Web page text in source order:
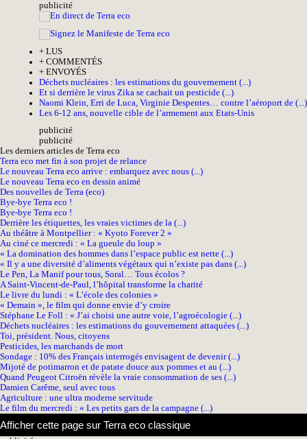
publicité
+ LUS
+ COMMENTÉS
+ ENVOYÉS
Déchets nucléaires : les estimations du gouvernement (...)
Et si derrière le virus Zika se cachait un pesticide (...)
Naomi Klein, Erri de Luca, Virginie Despentes… contre l’aéroport de (...)
Les 6-12 ans, nouvelle cible de l’armement aux Etats-Unis
publicité
publicité
Les derniers articles de Terra eco
Terra eco met fin à son projet de relance
Le nouveau Terra eco arrive : embarquez avec nous (...)
Le nouveau Terra eco en dessin animé
Des nouvelles de Terra (eco)
Bye-bye Terra eco !
Bye-bye Terra eco !
Derrière les étiquettes, les vraies victimes de la (...)
Au théâtre à Montpellier : « Kyoto Forever 2 »
Au ciné ce mercredi : « La gueule du loup »
« La domination des hommes dans l’espace public est nette (...)
« Il y a une diversité d’aliments végétaux qui n’existe pas dans (...)
Le Pen, La Manif pour tous, Soral… Tous écolos ?
A Saint-Vincent-de-Paul, l’hôpital transforme la charité
Le livre du lundi : « L’école des colonies »
« Demain », le film qui donne envie d’y croire
Stéphane Le Foll : « J’ai choisi une autre voie, l’agroécologie (...)
Déchets nucléaires : les estimations du gouvernement attaquées (...)
Toi, président. Nous, citoyens
Pesticides, les marchands de mort
Sondage : 10% des Français interrogés envisagent de devenir (...)
Mijoté de potimarron et de patate douce aux pommes et au (...)
Quand Peugeot Citroën révèle la vraie consommation de ses (...)
Damien Carême, seul avec tous
Agriculture : une ultra moderne servitude
Le film du mercredi : « Les petits gars de la campagne (...)
Afficher cette page sur Terra eco classique